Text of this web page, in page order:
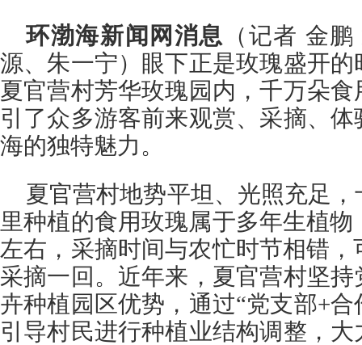
环渤海新闻网消息 （记者 金
源、朱一宁）眼下正是玫瑰盛开
夏官营村芳华玫瑰园内，千万朵
引了众多游客前来观赏、采摘、
海的独特魅力。
夏官营村地势平坦、光照充足
里种植的食用玫瑰属于多年生植
左右，采摘时间与农忙时节相错
采摘一回。近年来，夏官营村坚
卉种植园区优势，通过“党支部+
引导村民进行种植业结构调整，